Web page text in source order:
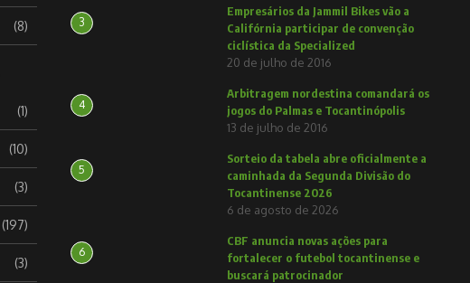
(8)
(1)
(10)
(3)
(197)
(3)
3
Empresários da Jammil Bikes vão a
Califórnia participar de convenção
ciclística da Specialized
20 de julho de 2016
4
Arbitragem nordestina comandará os
jogos do Palmas e Tocantinópolis
13 de julho de 2016
5
Sorteio da tabela abre oficialmente a
caminhada da Segunda Divisão do
Tocantinense 2026
6 de agosto de 2026
6
CBF anuncia novas ações para
fortalecer o futebol tocantinense e
buscará patrocinador